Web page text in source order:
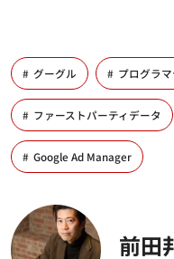
グーグル プログラ
ファーストパーティデータ
Google Ad Manager
前田